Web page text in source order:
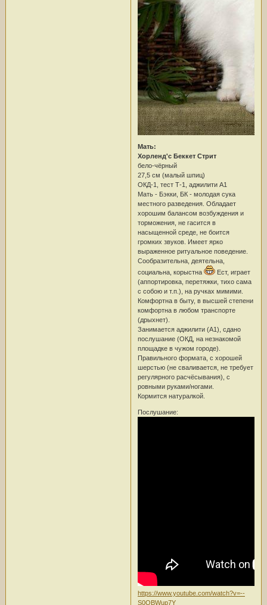
Мать:
Хорленд'с Беккет Стрит
бело-чёрный
27,5 см (малый шпиц)
ОКД-1, тест Т-1, аджилити А1
Мать - Бэкки, БК - молодая сука
местного разведения. Обладает
хорошим балансом возбуждения и
торможения, не гасится в
насыщенной среде, не боится
громких звуков. Имеет ярко
выраженное ритуальное поведение.
Сообразительна, деятельна,
социальна, корыстна
Ест, играет
(аппортировка, перетяжки, тихо сама
с собою и т.п.), на ручках мимими.
Комфортна в быту, в высшей степени
комфортна в любом транспорте
(дрыхнет).
Занимается аджилити (А1), сдано
послушание (ОКД, на незнакомой
площадке в чужом городе).
Правильного формата, с хорошей
шерстью (не сваливается, не требует
регулярного расчёсывания), с
ровными руками/ногами.
Кормится натуралкой.
Послушание:
https://www.youtube.com/watch?v=--
S0QBWup7Y